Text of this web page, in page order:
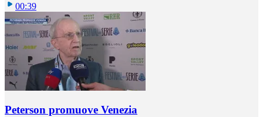
00:39
Peterson promuove Venezia